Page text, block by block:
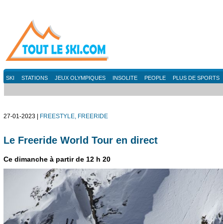
SKI STATIONS JEUX OLYMPIQUES INSOLITE PEOPLE PLUS DE SPORTS
27-01-2023 | FREESTYLE, FREERIDE
Le Freeride World Tour en direct
Ce dimanche à partir de 12 h 20